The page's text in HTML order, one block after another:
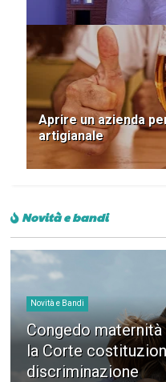
Aprire un azienda
artigianale
Novità e bandi
Novità e Bandi
Congedo
la Corte
discriminazione